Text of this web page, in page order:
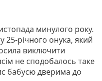
минулого року.
25-річного онука, який
виключити
не сподобалось таке
бабусю дверима до